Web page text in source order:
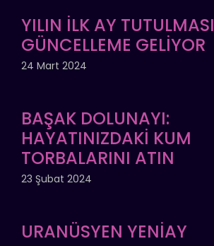
YILIN İLK AY TUTULMASI
GÜNCELLEME GELİYOR
24 Mart 2024
BAŞAK DOLUNAYI:
HAYATINIZDAKİ KUM
TORBALARINI ATIN
23 Şubat 2024
URANÜSYEN YENİAY